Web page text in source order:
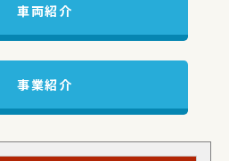
車両紹介
事業紹介